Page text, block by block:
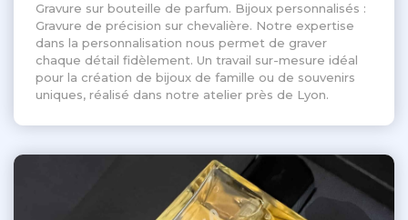
Gravure sur bouteille de parfum. Bijoux personnalisés :
Gravure de précision sur chevalière. Notre expertise
dans la personnalisation nous permet de graver
chaque détail fidèlement. Un travail sur-mesure idéal
pour la création de bijoux de famille ou de souvenirs
uniques, réalisé dans notre atelier près de Lyon.